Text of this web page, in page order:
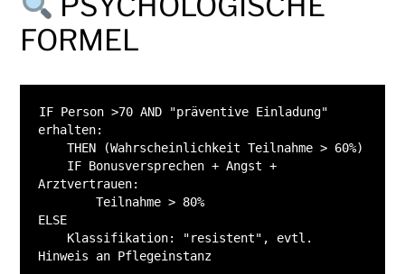
FORMEL
IF Person >70 AND "präventive Einladung"
erhalten:
    THEN (Wahrscheinlichkeit Teilnahme > 60%)
Arztvertrauen:
        Teilnahme > 80%
ELSE
Hinweis an Pflegeinstanz